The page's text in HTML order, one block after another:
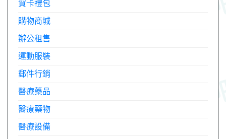
賀卡禮包
購物商城
辦公租售
運動服裝
郵件行銷
醫療藥品
醫療藥物
醫療設備